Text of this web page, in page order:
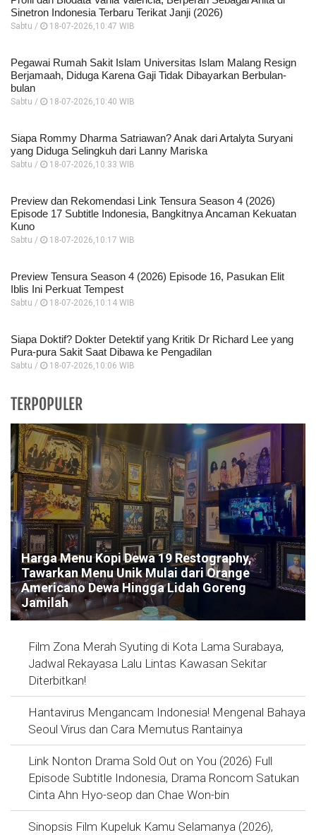
Sinetron Indonesia Terbaru Terikat Janji (2026)
Sabtu / 18-07-2026,10:47 WIB
Pegawai Rumah Sakit Islam Universitas Islam Malang Resign
Berjamaah, Diduga Karena Gaji Tidak Dibayarkan Berbulan-
bulan
Sabtu / 18-07-2026,10:40 WIB
Siapa Rommy Dharma Satriawan? Anak dari Artalyta Suryani
yang Diduga Selingkuh dari Lanny Mariska
Sabtu / 18-07-2026,10:33 WIB
Preview dan Rekomendasi Link Tensura Season 4 (2026)
Episode 17 Subtitle Indonesia, Bangkitnya Ancaman Kekuatan
Kuno
Sabtu / 18-07-2026,10:17 WIB
Preview Tensura Season 4 (2026) Episode 16, Pasukan Elit
Iblis Ini Perkuat Tempest
Sabtu / 18-07-2026,10:14 WIB
Siapa Doktif? Dokter Detektif yang Kritik Dr Richard Lee yang
Pura-pura Sakit Saat Dibawa ke Pengadilan
Sabtu / 18-07-2026,10:06 WIB
TERPOPULER
Harga Menu Kopi Dewa 19 Restography,
Tawarkan Menu Unik Mulai dari Orange
Americano Dewa Hingga Lidah Goreng
Jamilah
Film Zona Merah Syuting di Kota Lama Surabaya,
Jadwal Rekayasa Lalu Lintas Kawasan Sekitar
Diterbitkan!
Hantavirus Mengancam Indonesia! Mengenal Bahaya
Seoul Virus dan Cara Memutus Rantainya
Link Nonton Drama Sold Out on You (2026) Full
Episode Subtitle Indonesia, Drama Roncom Satukan
Cinta Ahn Hyo-seop dan Chae Won-bin
Sinopsis Film Kupeluk Kamu Selamanya (2026),